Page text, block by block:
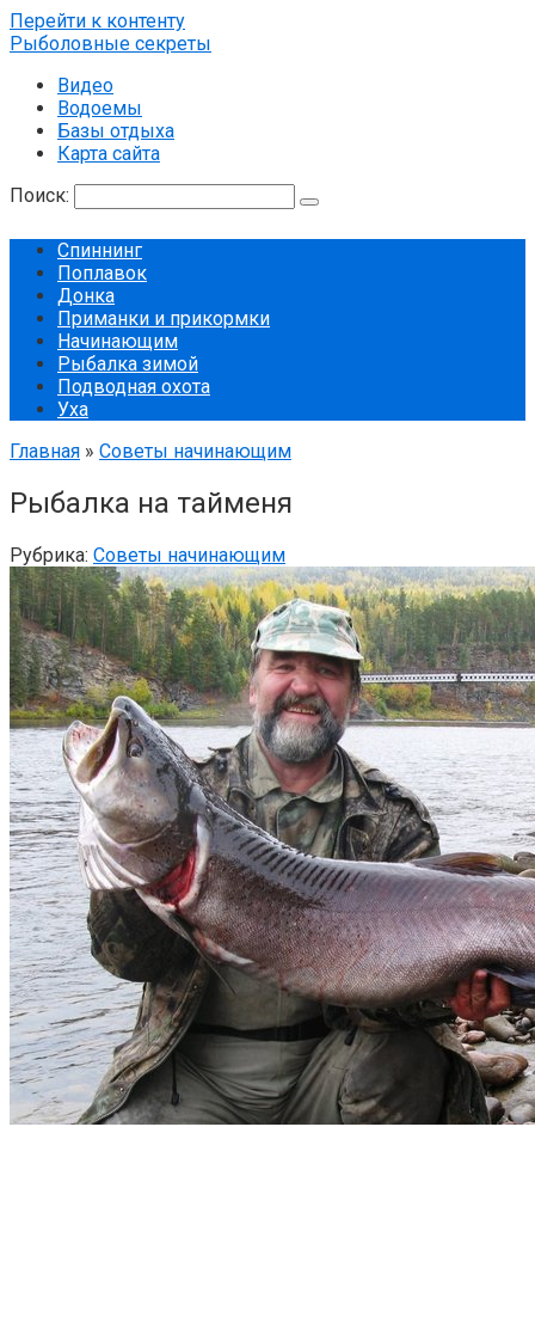
Перейти к контенту
Рыболовные секреты
Видео
Водоемы
Базы отдыха
Карта сайта
Поиск:
Спиннинг
Поплавок
Донка
Приманки и прикормки
Начинающим
Рыбалка зимой
Подводная охота
Уха
Главная » Советы начинающим
Рыбалка на тайменя
Рубрика: Советы начинающим